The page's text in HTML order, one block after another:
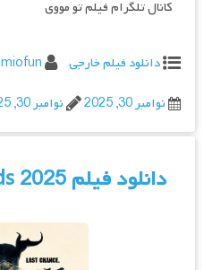
کانال تلگرام فیلم تو مووی
دانلود فیلم خارجی
miofun
نوامبر 30, 2025
نوامبر 30, 2025
دانلود فیلم Predator Badlands 2025